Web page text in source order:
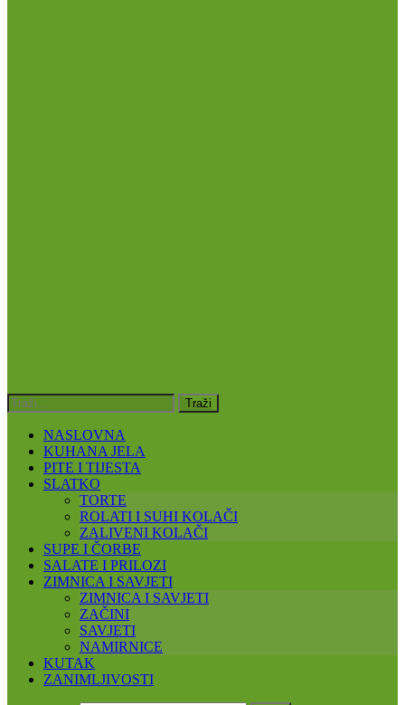
NASLOVNA
KUHANA JELA
PITE I TIJESTA
SLATKO
TORTE
ROLATI I SUHI KOLAČI
ZALIVENI KOLAČI
SUPE I ČORBE
SALATE I PRILOZI
ZIMNICA I SAVJETI
ZIMNICA I SAVJETI
ZAČINI
SAVJETI
NAMIRNICE
KUTAK
ZANIMLJIVOSTI